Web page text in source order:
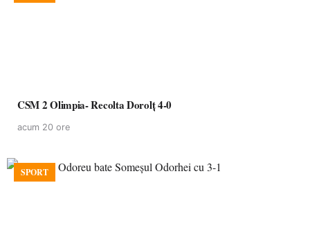
CSM 2 Olimpia- Recolta Dorolț 4-0
acum 20 ore
SPORT